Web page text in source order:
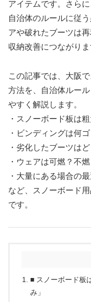
アイテムです。さら
自治体のルールに従
アや破れたブーツは
収納改善につながりま
この記事では、大阪
方法を、自治体ルー
やすく解説します。
・スノーボード板は
・ビンディングは何ゴ
・劣化したブーツは
・ウェアは可燃？不燃
・大量にある場合の
など、スノーボード
です。
■ スノーボード板
み」